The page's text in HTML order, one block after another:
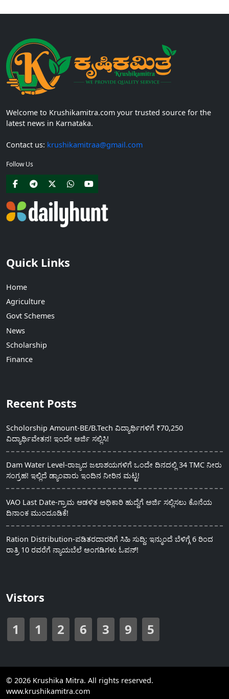
Welcome to Krushikamitra.com your trusted source for the
latest news in Karnataka.
Contact us: krushikamitraa@gmail.com
Follow Us
Quick Links
Home
Agriculture
Govt Schemes
News
Scholarship
Finance
Recent Posts
Scholorship Amount-BE/B.Tech ವಿದ್ಯಾರ್ಥಿಗಳಿಗೆ ₹70,250
ವಿದ್ಯಾರ್ಥಿವೇತನ! ಇಂದೇ ಅರ್ಜಿ ಸಲ್ಲಿಸಿ!
Dam Water Level-ರಾಜ್ಯದ ಜಲಾಶಯಗಳಿಗೆ ಒಂದೇ ದಿನದಲ್ಲಿ 34 TMC ನೀರು
ಸಂಗ್ರಹ! ಇಲ್ಲಿದೆ ಡ್ಯಾಂವಾರು ಇಂದಿನ ನೀರಿನ ಮಟ್ಟ!
VAO Last Date-ಗ್ರಾಮ ಆಡಳಿತ ಅಧಿಕಾರಿ ಹುದ್ದೆಗೆ ಅರ್ಜಿ ಸಲ್ಲಿಸಲು ಕೊನೆಯ
ದಿನಾಂಕ ಮುಂದೂಡಿಕೆ!
Ration Distribution-ಪಡಿತರದಾರರಿಗೆ ಸಿಹಿ ಸುದ್ದಿ: ಇನ್ಮುಂದೆ ಬೆಳಿಗ್ಗೆ 6 ರಿಂದ
ರಾತ್ರಿ 10 ರವರೆಗೆ ನ್ಯಾಯಬೆಲೆ ಅಂಗಡಿಗಳು ಓಪನ್!
Vistors
1 1 2 6 3 9 5
© 2026 Krushika Mitra. All rights reserved.
www.krushikamitra.com